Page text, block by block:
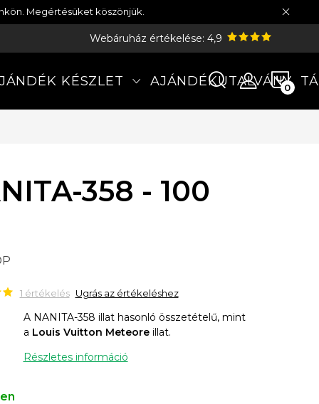
Megértésüket köszönjük.
Webáruház értékelése: 4,9
KÉSZLET AJÁNDÉKUTALVÁNY
358 - 100
1 értékelés Ugrás az értékeléshez
A NANITA-358 illat hasonló összetételű, mint
a Louis Vuitton Meteoreillat.
Részletes információ